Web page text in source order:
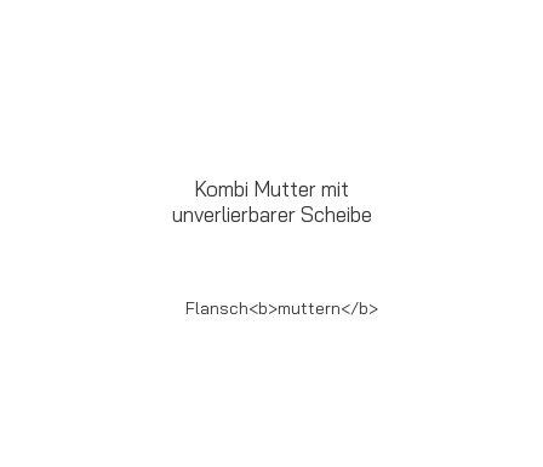
Kombi Mutter mit
unverlierbarer Scheibe